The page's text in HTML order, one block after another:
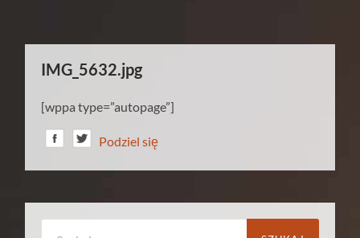
IMG_5632.jpg
[wppa type=”autopage”]
Podziel się